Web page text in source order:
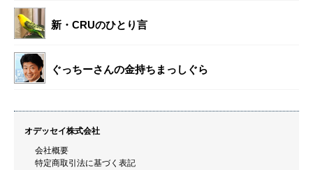
新・CRUのひとり言
ぐっちーさんの金持ちまっしぐら
オデッセイ株式会社
会社概要
特定商取引法に基づく表記